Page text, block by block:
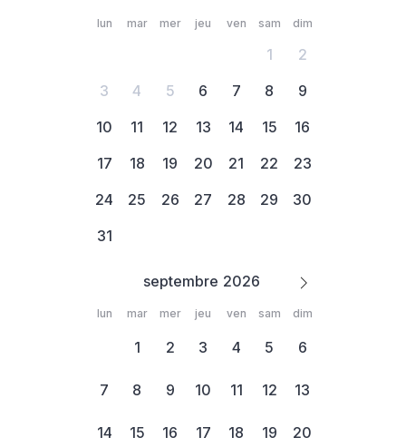
septembre
lun mar mer jeu ven sam dim
1
2
3
4 5 6 7 8
9
10
11 12 13 14 15
16
17
18 19 20 21 22
23
24
25 26 27 28 29
30
31
lun mar mer jeu ven sam dim
1 2 3 4 5 6
7 8 9 10 11 12 13
14 15 16 17 18 19 20